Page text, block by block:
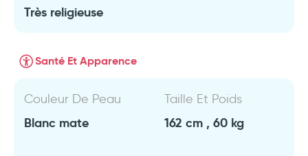
Très religieuse
Santé Et Apparence
Couleur De Peau
Blanc mate
Taille Et Poids
162 cm , 60 kg